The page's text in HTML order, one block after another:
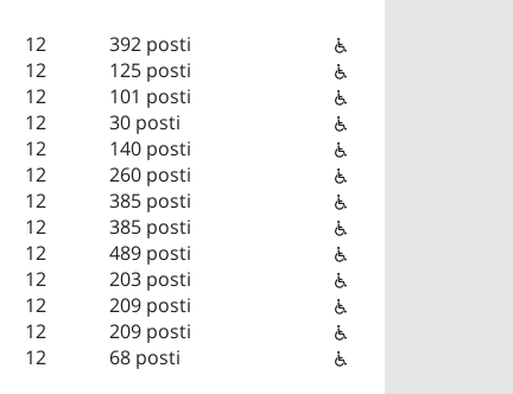
12
392 posti
12
125 posti
12
101 posti
12
30 posti
12
140 posti
12
260 posti
12
385 posti
12
385 posti
12
489 posti
12
203 posti
12
209 posti
12
209 posti
12
68 posti